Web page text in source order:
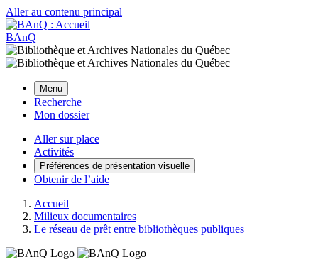
Aller au contenu principal
BAnQ
Menu
Recherche
Mon dossier
Aller sur place
Activités
Préférences de présentation visuelle
Obtenir de l’aide
Accueil
Milieux documentaires
Le réseau de prêt entre bibliothèques publiques